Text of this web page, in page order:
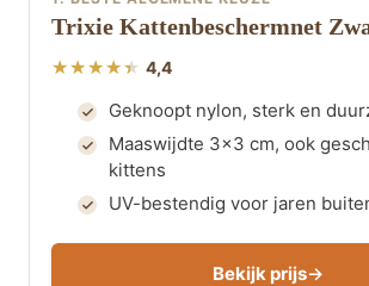
Trixie Kattenbeschermnet
4,4
Geknoopt nylon, sterk en
Maaswijdte 3×3 cm, ook
kittens
UV-bestendig voor jaren
Bekijk prijs